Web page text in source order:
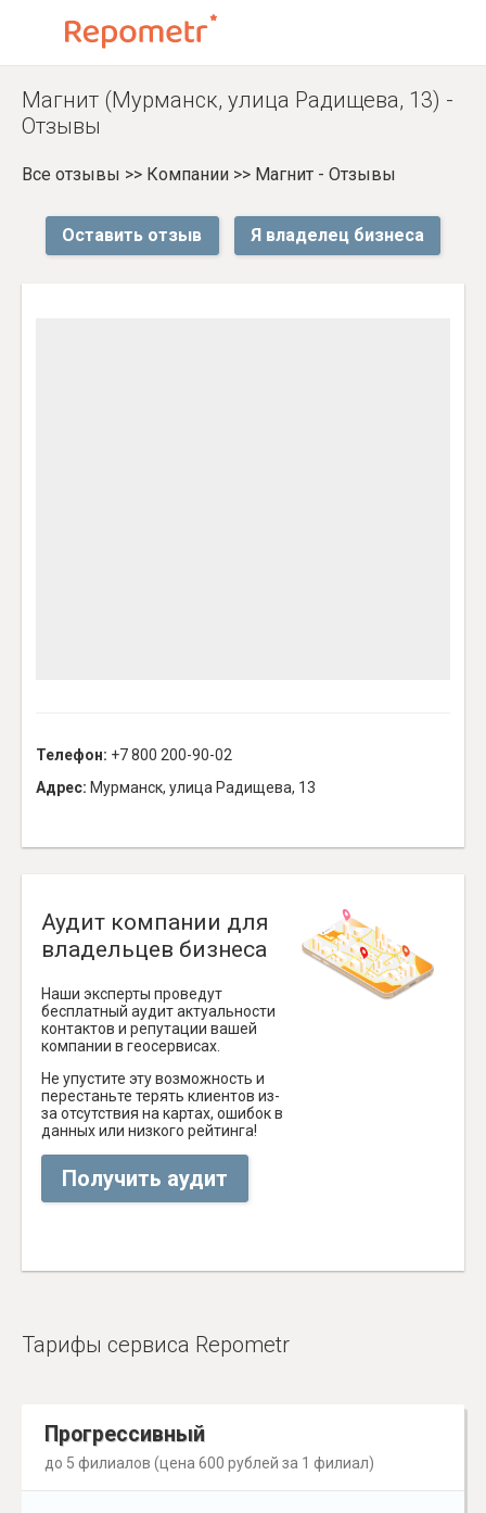
Магнит (Мурманск, улица Радищева, 13) -
Отзывы
Все отзывы >> Компании >> Магнит - Отзывы
Оставить отзыв Я владелец бизнеса
Телефон: +7 800 200-90-02
Адрес: Мурманск, улица Радищева, 13
Аудит компании для
владельцев бизнеса
Наши эксперты проведут
бесплатный аудит актуальности
контактов и репутации вашей
компании в геосервисах.
Не упустите эту возможность и
перестаньте терять клиентов из-
за отсутствия на картах, ошибок в
данных или низкого рейтинга!
Получить аудит
Тарифы сервиса Repometr
Прогрессивный
до 5 филиалов (цена 600 рублей за 1 филиал)